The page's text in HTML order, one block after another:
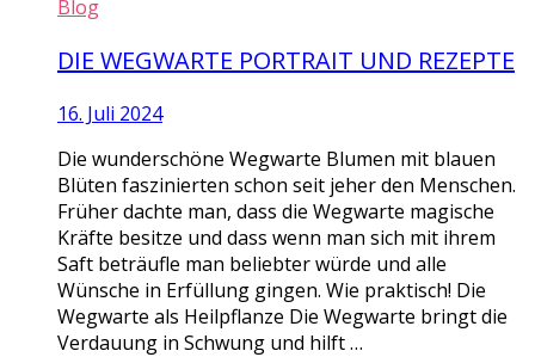
Blog
DIE WEGWARTE PORTRAIT UND REZEPTE
16. Juli 2024
Die wunderschöne Wegwarte Blumen mit blauen
Blüten faszinierten schon seit jeher den Menschen.
Früher dachte man, dass die Wegwarte magische
Kräfte besitze und dass wenn man sich mit ihrem
Saft beträufle man beliebter würde und alle
Wünsche in Erfüllung gingen. Wie praktisch! Die
Wegwarte als Heilpflanze Die Wegwarte bringt die
Verdauung in Schwung und hilft …